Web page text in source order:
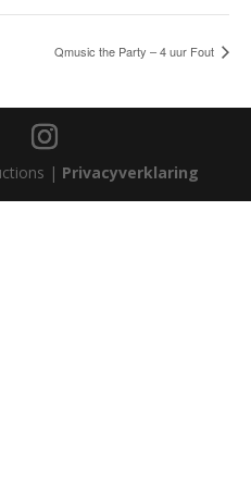
Qmusic the Party – 4 uur Fout
| Privacyverklaring